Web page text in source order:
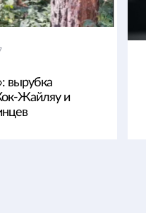
вырубка
Жайляу и